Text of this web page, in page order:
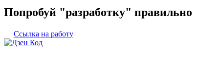
Попробуй "разработку" правильно
Ссылка на работу